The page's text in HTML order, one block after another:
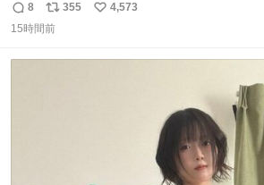
返
信
8
リ
ポ
355
い
4,573
15時間前